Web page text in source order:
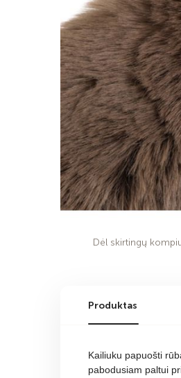
Dėl skirtingų
Produktas
Kailiuku papuošti
pabodusiam paltui